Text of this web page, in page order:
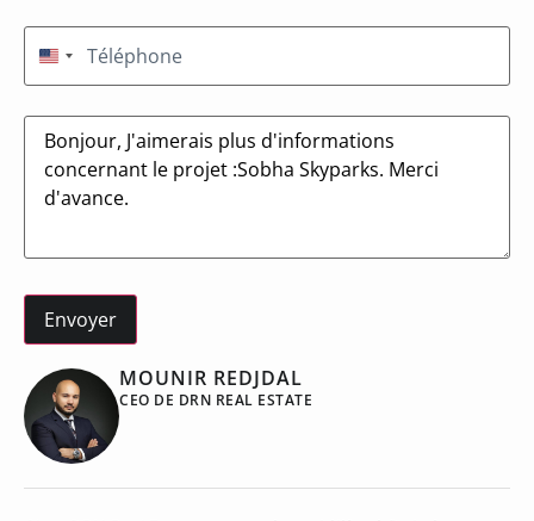
MOUNIR REDJDAL
CEO DE DRN REAL ESTATE
Téléphone(Nécessaire)
États-Unis +1
Message